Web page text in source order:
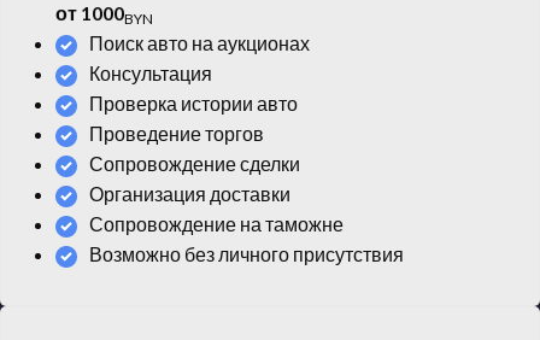
от 1000BYN
Поиск авто на аукционах
Консультация
Проверка истории авто
Проведение торгов
Сопровождение сделки
Организация доставки
Сопровождение на таможне
Возможно без личного присутствия